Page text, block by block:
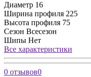
Диаметр 16
Ширина профиля 225
Высота профиля 75
Сезон Всесезон
Шипы Нет
Все характеристики
0 отзывов0